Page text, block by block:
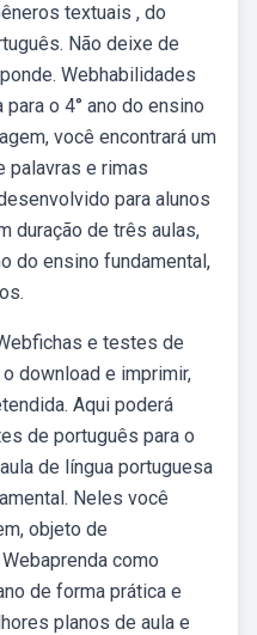
textuais , do
Não deixe de
Webhabilidades
o 4° ano do ensino
você encontrará um
palavras e rimas
para alunos
duração de três aulas,
do ensino fundamental,
e testes de
download e imprimir,
Aqui poderá
de português para o
de língua portuguesa
Neles você
objeto de
como
de forma prática e
planos de aula e